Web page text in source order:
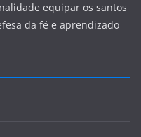
equipar os santos
da fé e aprendizado